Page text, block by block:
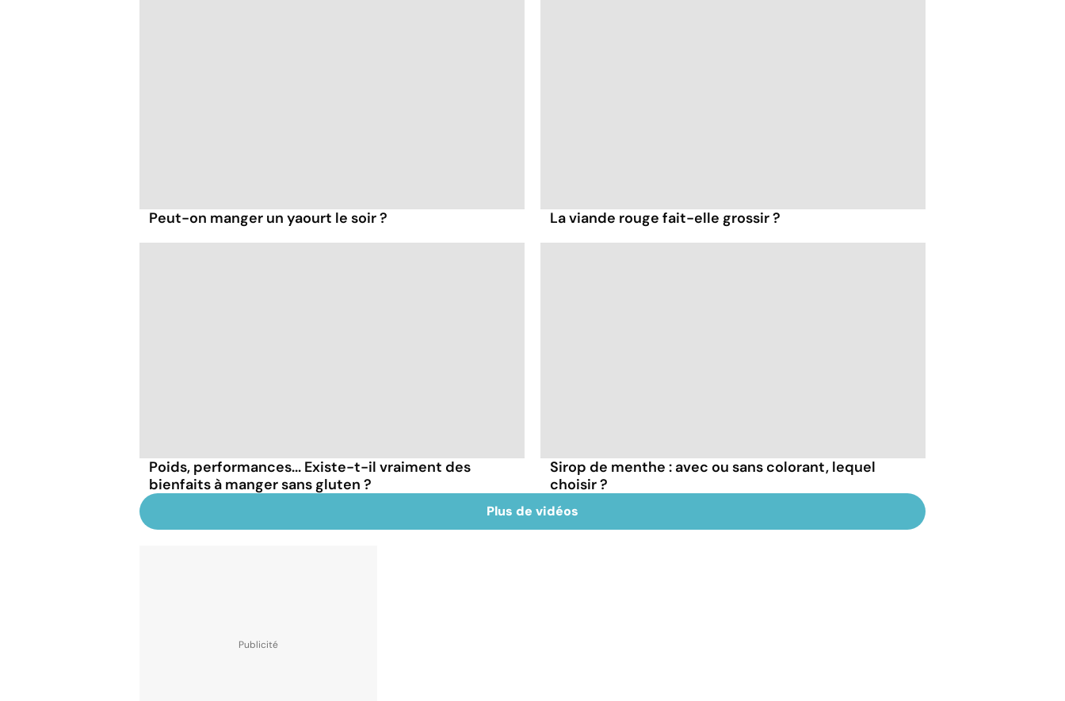
Peut-on manger un yaourt le soir ? La viande rouge fait-elle grossir ?
Poids, performances... Existe-t-il vraiment des
bienfaits à manger sans gluten ?
Sirop de menthe : avec ou sans colorant, lequel
choisir ?
Plus de vidéos